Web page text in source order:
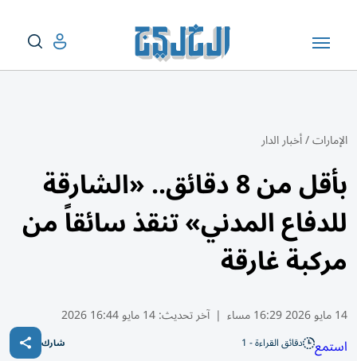
الإمارات/أخبار الدار
بأقل من 8 دقائق.. «الشارقة
للدفاع المدني» تنقذ سائقاً من
مركبة غارقة
14 مايو 2026 16:29 مساء | آخر تحديث:14 مايو 16:44 2026
استمع دقائق القراءة - 1 شارك